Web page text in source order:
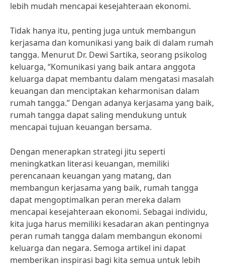
lebih mudah mencapai kesejahteraan ekonomi.
Tidak hanya itu, penting juga untuk membangun
kerjasama dan komunikasi yang baik di dalam rumah
tangga. Menurut Dr. Dewi Sartika, seorang psikolog
keluarga, “Komunikasi yang baik antara anggota
keluarga dapat membantu dalam mengatasi masalah
keuangan dan menciptakan keharmonisan dalam
rumah tangga.” Dengan adanya kerjasama yang baik,
rumah tangga dapat saling mendukung untuk
mencapai tujuan keuangan bersama.
Dengan menerapkan strategi jitu seperti
meningkatkan literasi keuangan, memiliki
perencanaan keuangan yang matang, dan
membangun kerjasama yang baik, rumah tangga
dapat mengoptimalkan peran mereka dalam
mencapai kesejahteraan ekonomi. Sebagai individu,
kita juga harus memiliki kesadaran akan pentingnya
peran rumah tangga dalam membangun ekonomi
keluarga dan negara. Semoga artikel ini dapat
memberikan inspirasi bagi kita semua untuk lebih